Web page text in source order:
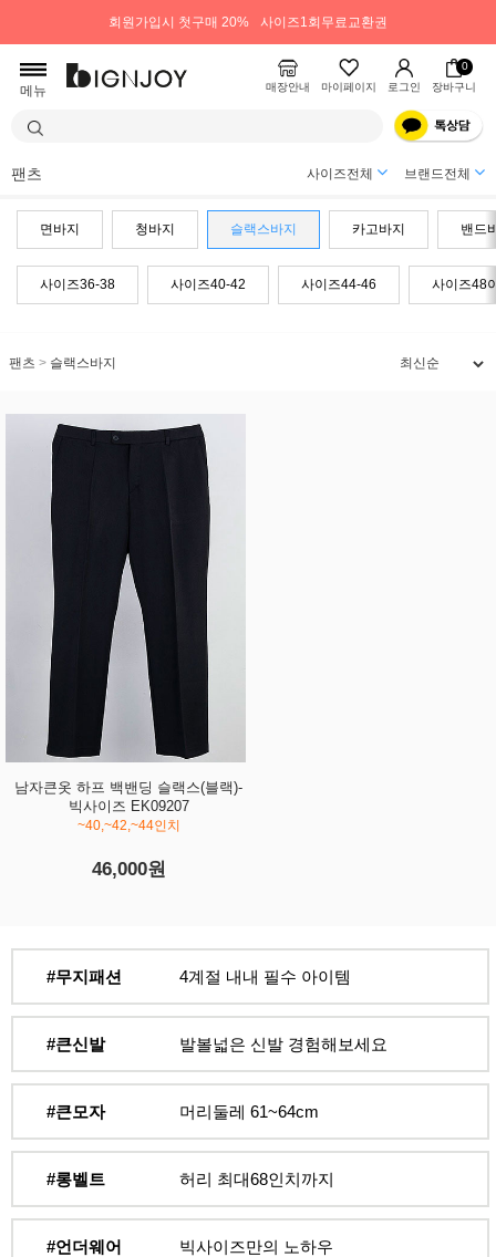
회원가입시 첫구매 20% 사이즈1회무료교환권
메뉴 매장안내 마이페이지 로그인
0
장바구니
팬츠 사이즈전체 브랜드전체
면바지 청바지 슬랙스바지 카고바지 밴드
사이즈36-38 사이즈40-42 사이즈44-46 사이즈48
팬츠 > 슬랙스바지
남자큰옷 하프 백밴딩 슬랙스(블랙)-
빅사이즈 EK09207
~40,~42,~44인치
46,000원
#무지패션 4계절 내내 필수 아이템
#큰신발 발볼넓은 신발 경험해보세요
#큰모자 머리둘레 61~64cm
#롱벨트 허리 최대68인치까지
#언더웨어 빅사이즈만의 노하우